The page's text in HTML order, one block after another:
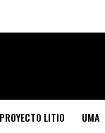
PROYECTO LITIO UMA